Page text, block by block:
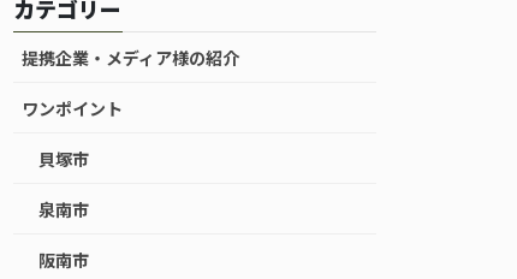
カテゴリー
提携企業・メディア様の紹介
ワンポイント
貝塚市
泉南市
阪南市